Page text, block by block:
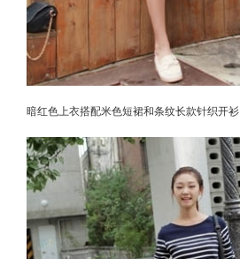
暗红色上衣搭配米色短裙和条纹长款针织开衫